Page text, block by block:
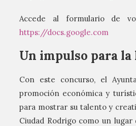
Accede al formulario de
https://docs.google.com
Un impulso para
Con este concurso, el
promoción económica y
para mostrar su talento y
Ciudad Rodrigo como un